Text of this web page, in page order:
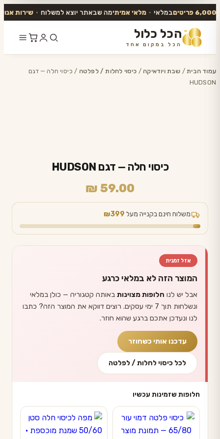
במלאי • מלאי אמיתימה שבאתר יוצא למשלוח • שירות אנושי
הכל כלול
הכל במקום אחד
לתוכן
עמוד הבית/ שבת ויודאיקה / כיסוי לחלות / לפלטה / כיסוי חלה — דגם
HUDSON
כיסוי חלה — דגם HUDSON
₪ 59.00
משלוח חינם בקנייה מעל ₪399
אזל זמנית
המוצר הזה לא במלאי כרגע
אבל יש לנו חלופות מצוינות באותה קטגוריה — כולן במלאי
ונשלחות תוך 7 ימי עסקים. רוצים דווקא את המוצר הזה? כתבו
לנו ונעדכן אתכם ברגע שהוא חוזר.
עדכנו אותי כשחוזר
לכל כיסוי לחלות / לפלטה
חלופות שזמינות עכשיו